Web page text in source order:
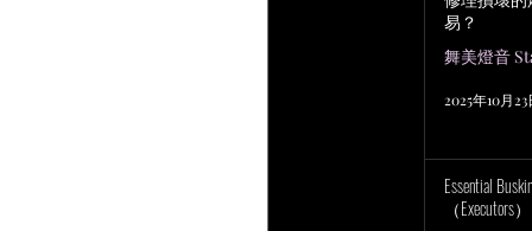
易？
舞美燈音
2025年10月23
Essential
（Executors）